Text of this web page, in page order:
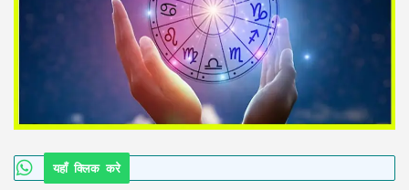
यहाँ क्लिक करे